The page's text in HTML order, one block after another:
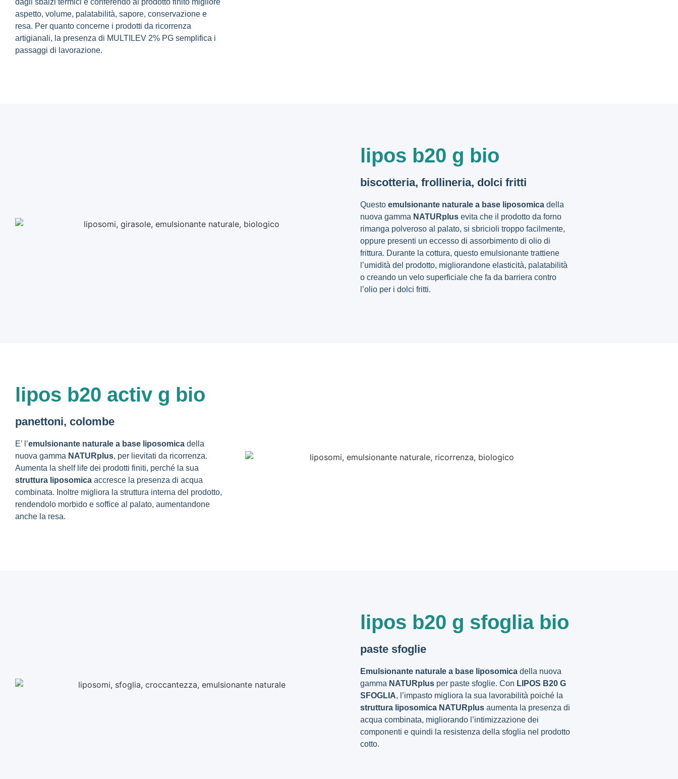
aspetto, volume, palatabilità, sapore, conservazione e
resa. Per quanto concerne i prodotti da ricorrenza
artigianali, la presenza di MULTILEV 2% PG semplifica i
passaggi di lavorazione.
lipos b20 g bio
biscotteria, frollineria, dolci fritti
Questo emulsionante naturale a base liposomica della
nuova gamma NATURplus evita che il prodotto da forno
rimanga polveroso al palato, si sbricioli troppo facilmente,
oppure presenti un eccesso di assorbimento di olio di
frittura. Durante la cottura, questo emulsionante trattiene
l’umidità del prodotto, migliorandone elasticità, palatabilità
o creando un velo superficiale che fa da barriera contro
l’olio per i dolci fritti.
lipos b20 activ g bio
panettoni, colombe
E’ l’emulsionante naturale a base liposomica della
nuova gamma NATURplus, per lievitati da ricorrenza.
Aumenta la shelf life dei prodotti finiti, perché la sua
struttura liposomica accresce la presenza di acqua
combinata. Inoltre migliora la struttura interna del prodotto,
rendendolo morbido e soffice al palato, aumentandone
anche la resa.
lipos b20 g sfoglia bio
paste sfoglie
Emulsionante naturale a base liposomica della nuova
gamma NATURplus per paste sfoglie. Con LIPOS B20 G
SFOGLIA, l’impasto migliora la sua lavorabilità poiché la
struttura liposomica NATURplus aumenta la presenza di
acqua combinata, migliorando l’intimizzazione dei
componenti e quindi la resistenza della sfoglia nel prodotto
cotto.